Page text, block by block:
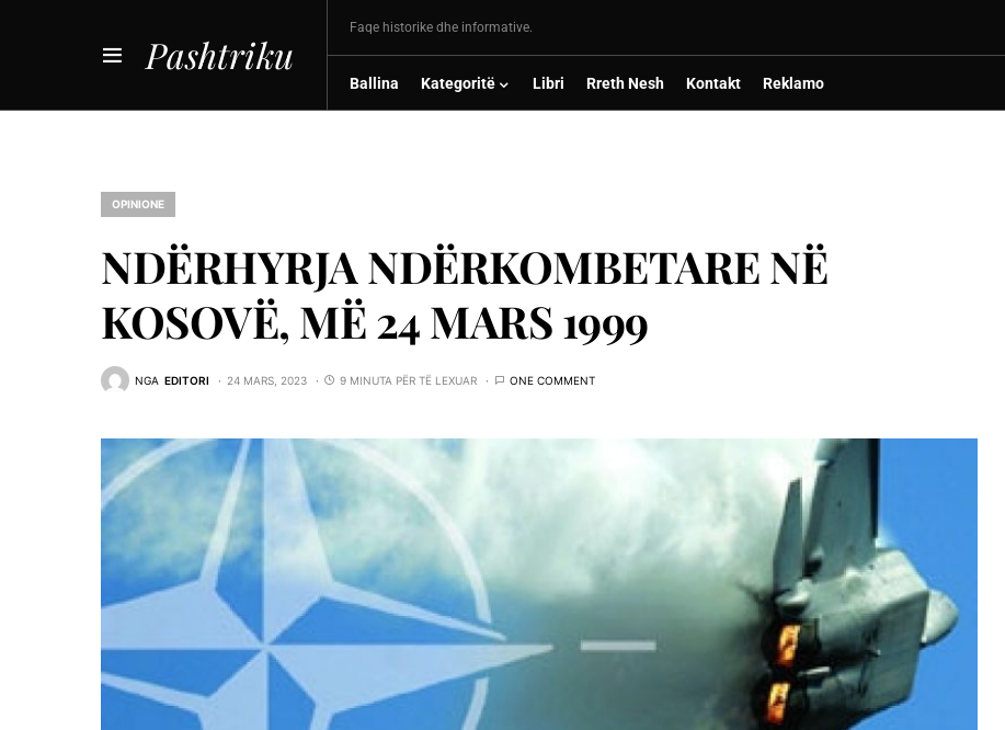
Pashtriku
Faqe historike dhe informative.
Ballina Kategoritë Libri Rreth Nesh Kontakt Reklamo
OPINIONE
NDËRHYRJA NDËRKOMBETARE NË
KOSOVË, MË 24 MARS 1999
NGA EDITORI 24 MARS, 2023 9 MINUTA PËR TË LEXUAR ONE COMMENT